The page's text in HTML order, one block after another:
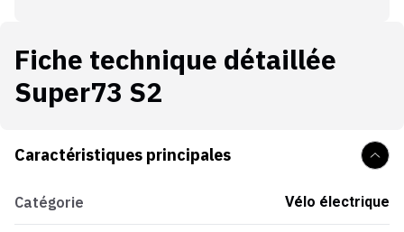
Fiche technique détaillée
Super73 S2
Caractéristiques principales
Catégorie Vélo électrique